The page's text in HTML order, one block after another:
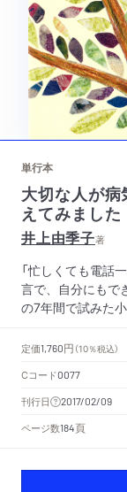
単行本
大切な人が
えてみました
井上由季子著
「忙しくても電話
言で、自分にもで
の7年間で試みた
定価1,760円 （10％税込）
Cコード0077
刊行日
2017/02/09
ページ数184頁